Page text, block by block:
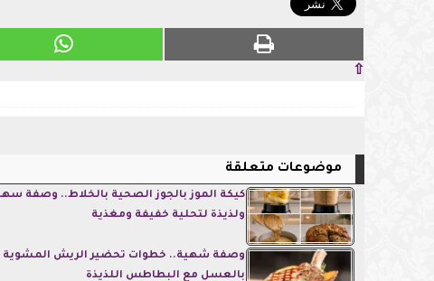
⇧
موضوعات متعلقة
كيكة الموز بالجوز الصحية بالخلاط.. وصفة
ولذيذة لتحلية خفيفة ومغذية
وصفة شهية.. خطوات تحضير الريش المشوية
بالعسل مع البطاطس اللذيذة